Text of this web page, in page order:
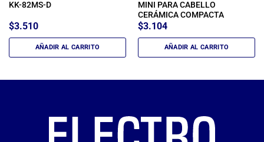
KK-82MS-D
$3.510
AÑADIR AL CARRITO
MINI PARA CABELLO
CERÁMICA COMPACTA
$3.104
AÑADIR AL CARRITO